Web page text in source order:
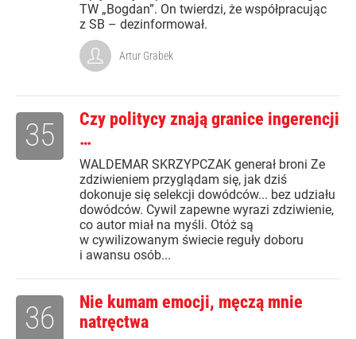
TW „Bogdan”. On twierdzi, że współpracując
z SB – dezinformował.
Artur Grabek
Czy politycy znają granice ingerencji
…
WALDEMAR SKRZYPCZAK generał broni Ze
zdziwieniem przyglądam się, jak dziś
dokonuje się selekcji dowódców... bez udziału
dowódców. Cywil zapewne wyrazi zdziwienie,
co autor miał na myśli. Otóż są
w cywilizowanym świecie reguły doboru
i awansu osób...
35
Nie kumam emocji, męczą mnie
natręctwa
36